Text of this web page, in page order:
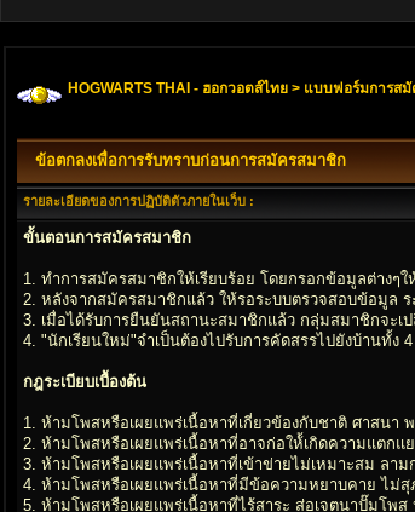
HOGWARTS THAI - ฮอกวอตส์ไทย > แบบฟอร์มการสมั
ข้อตกลงเพื่อการรับทราบก่อนการสมัครสมาชิก
รายละเอียดของการปฏิบัติตัวภายในเว็บ :
ขั้นตอนการสมัครสมาชิก
1. ทำการสมัครสมาชิกให้เรียบร้อย โดยกรอกข้อมูลต่างๆ
2. หลังจากสมัครสมาชิกแล้ว ให้รอระบบตรวจสอบข้อมูล
3. เมื่อได้รับการยืนยันสถานะสมาชิกแล้ว กลุ่มสมาชิกจะเ
4. "นักเรียนใหม่"จำเป็นต้องไปรับการคัดสรรไปยังบ้านทั้
กฎระเบียบเบื้องต้น
1. ห้ามโพสหรือเผยแพร่เนื้อหาที่เกี่ยวข้องกับชาติ ศาสนา
2. ห้ามโพสหรือเผยแพร่เนื้อหาที่อาจก่อให้้เกิดความแตกแ
3. ห้ามโพสหรือเผยแพร่เนื้อหาที่เข้าข่ายไม่เหมาะสม ลา
4. ห้ามโพสหรือเผยแพร่เนื้อหาที่มีข้อความหยาบคาย ไม่
5. ห้ามโพสหรือเผยแพร่เนื้อหาที่ไร้สาระ ส่อเจตนาปั๊มโพส